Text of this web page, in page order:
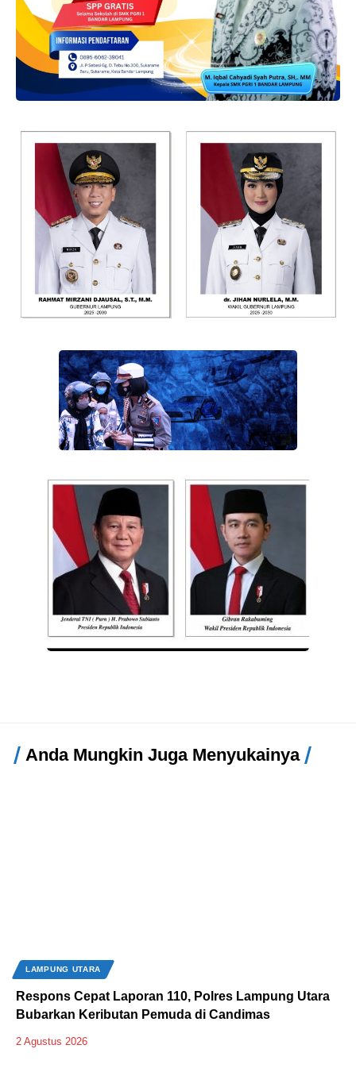
Anda Mungkin Juga Menyukainya
LAMPUNG UTARA
Respons Cepat Laporan 110, Polres Lampung Utara
Bubarkan Keributan Pemuda di Candimas
2 Agustus 2026